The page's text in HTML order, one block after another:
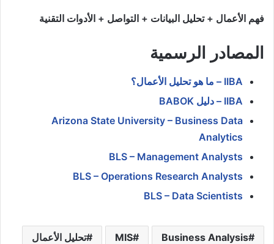
فهم الأعمال + تحليل البيانات + التواصل + الأدوات التقنية
المصادر الرسمية
IIBA – ما هو تحليل الأعمال؟
IIBA – دليل BABOK
Arizona State University – Business Data
Analytics
BLS – Management Analysts
BLS – Operations Research Analysts
BLS – Data Scientists
Business Analysis
MIS تحليل الأعمال